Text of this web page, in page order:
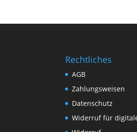
Rechtliches
AGB
Zahlungsweisen
Datenschutz
Widerruf für